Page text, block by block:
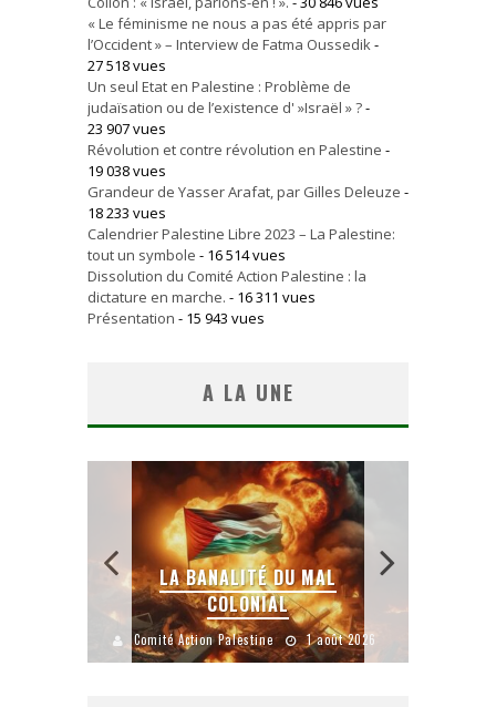
« Le féminisme ne nous a pas été appris par
l’Occident » – Interview de Fatma Oussedik-
27 518 vues
Un seul Etat en Palestine : Problème de
judaïsation ou de l’existence d' »Israël » ?-
23 907 vues
Révolution et contre révolution en Palestine -
19 038 vues
Grandeur de Yasser Arafat, par Gilles Deleuze -
18 233 vues
Calendrier Palestine Libre 2023 – La Palestine:
tout un symbole - 16 514 vues
Dissolution du Comité Action Palestine : la
dictature en marche. - 16 311 vues
Présentation - 15 943 vues
A LA UNE
LA BANALITÉ DU MAL
COLONIAL
Comité Action Palestine 1 août 2026